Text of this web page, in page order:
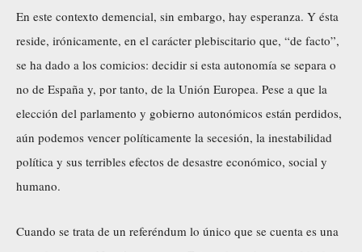
En este contexto demencial, sin embargo, hay esperanza. Y ésta
reside, irónicamente, en el carácter plebiscitario que, “de facto”,
se ha dado a los comicios: decidir si esta autonomía se separa o
no de España y, por tanto, de la Unión Europea. Pese a que la
elección del parlamento y gobierno autonómicos están perdidos,
aún podemos vencer políticamente la secesión, la inestabilidad
política y sus terribles efectos de desastre económico, social y
humano.
Cuando se trata de un referéndum lo único que se cuenta es una